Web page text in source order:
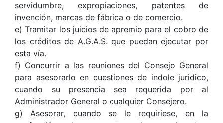
servidumbre, expropiaciones, patentes de
invención, marcas de fábrica o de comercio.
e) Tramitar los juicios de apremio para el cobro de
los créditos de A.G.A.S. que puedan ejecutar por
esta vía.
f) Concurrir a las reuniones del Consejo General
para asesorarlo en cuestiones de indole juridico,
cuando su presencia sea requerida por al
Administrador General o cualquier Consejero.
g) Asesorar, cuando se le requiriese, en la